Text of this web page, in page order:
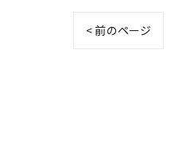
< 前のページ